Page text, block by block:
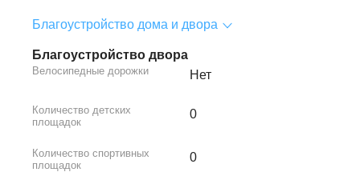
Благоустройство дома и двора
Благоустройство двора
Велосипедные дорожки Нет
Количество детских
площадок
0
Количество спортивных
площадок
0